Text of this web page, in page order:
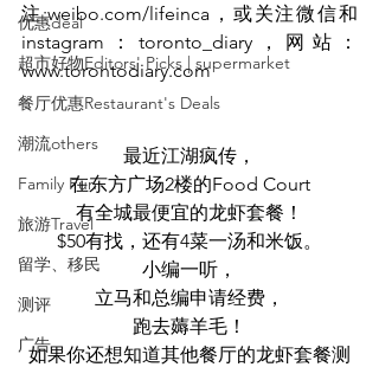
优惠deal
超市好物Editors' Picks | supermarket
餐厅优惠Restaurant's Deals
潮流others
Family Fun
旅游Travel
留学、移民
测评
广告
注:weibo.com/lifeinca，或关注微信和
instagram：toronto_diary，网站：
www.torontodiary.com
最近江湖疯传，
在东方广场2楼的Food Court
有全城最便宜的龙虾套餐！
$50有找，还有4菜一汤和米饭。
小编一听，
立马和总编申请经费，
跑去薅羊毛！
如果你还想知道其他餐厅的龙虾套餐测